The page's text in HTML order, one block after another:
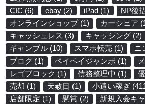
CIC (6) ebay (2) iPad (1) NP後
オンラインショップ(1) カーシェア
キャッシュレス (3) キャッシング (2)
ギャンブル (10) スマホ転売 (1) ニ
ブログ (1) ペイペイジャンボ (1)
レゴブロック (1) 債務整理中 (1)
売却 (1) 天赦日 (1) 小遣い稼ぎ
店舗限定 (1) 懸賞 (2) 新規入会キ